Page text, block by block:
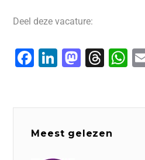
Deel deze vacature:
F
e
b
Li
e
dI
M
o
d
T
a
d
W
s
Meest gelezen